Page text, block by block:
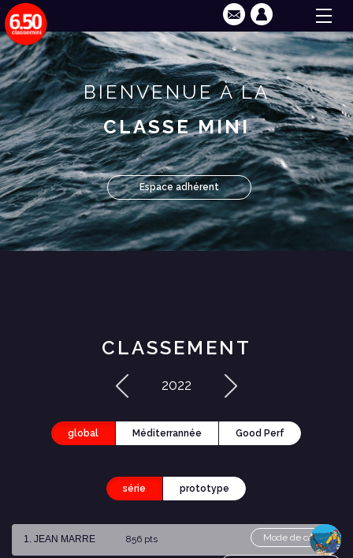
BIENVENUE À LA
CLASSE MINI
Espace adhérent
CLASSEMENT
2022
global Méditerrannée Good Perf
série prototype
Mode de calcul
1. JEAN MARRE 856 pts